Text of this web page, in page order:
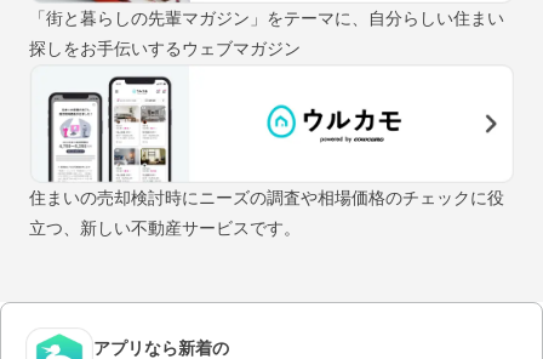
「街と暮らしの先輩マガジン」をテーマに、自分らしい住まい
探しをお手伝いするウェブマガジン
住まいの売却検討時にニーズの調査や相場価格のチェックに役
立つ、新しい不動産サービスです。
アプリなら新着の